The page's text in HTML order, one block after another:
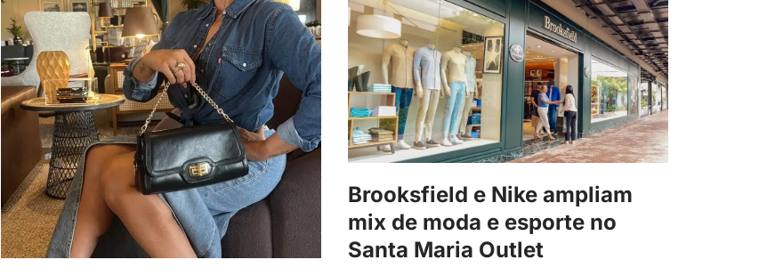
Brooksfield e Nike ampliam
mix de moda e esporte no
Santa Maria Outlet